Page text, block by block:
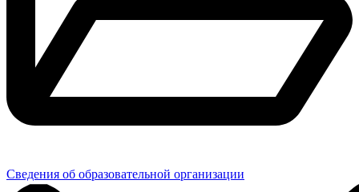
Сведения об образовательной организации